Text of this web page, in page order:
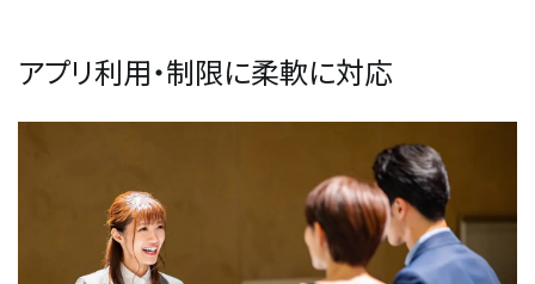
アプリ利用・制限に柔軟に対応